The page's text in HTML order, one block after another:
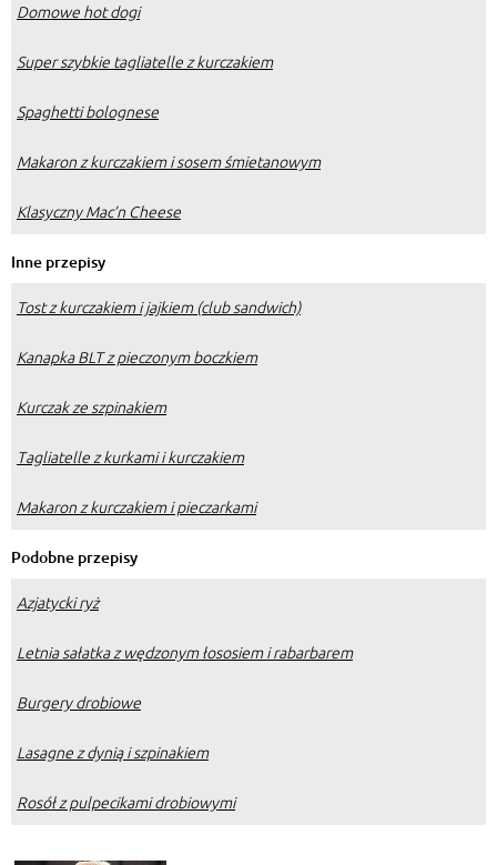
Domowe hot dogi
Super szybkie tagliatelle z kurczakiem
Spaghetti bolognese
Makaron z kurczakiem i sosem śmietanowym
Klasyczny Mac’n Cheese
Inne przepisy
Tost z kurczakiem i jajkiem (club sandwich)
Kanapka BLT z pieczonym boczkiem
Kurczak ze szpinakiem
Tagliatelle z kurkami i kurczakiem
Makaron z kurczakiem i pieczarkami
Podobne przepisy
Azjatycki ryż
Letnia sałatka z wędzonym łososiem i rabarbarem
Burgery drobiowe
Lasagne z dynią i szpinakiem
Rosół z pulpecikami drobiowymi